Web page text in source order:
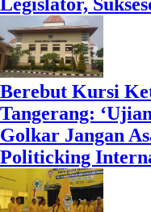
Berebut Kursi
Tangerang:
Golkar Jangan
Politicking